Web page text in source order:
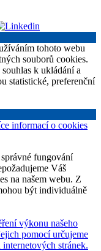
tohoto webu
souborů cookies.
k ukládání a
statistické, preferenční
informací o cookies
fungování
Váš
na našem webu. Z
být individuálně
výkonu našeho
pomocí určujeme
internetových stránek.